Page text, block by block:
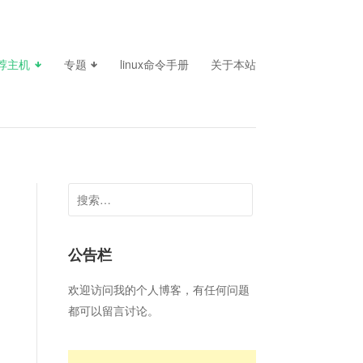
主机 专题 linux命令手册 关于本站
索：
公告栏
欢迎访问我的个人博客，有任何问题
都可以留言讨论。